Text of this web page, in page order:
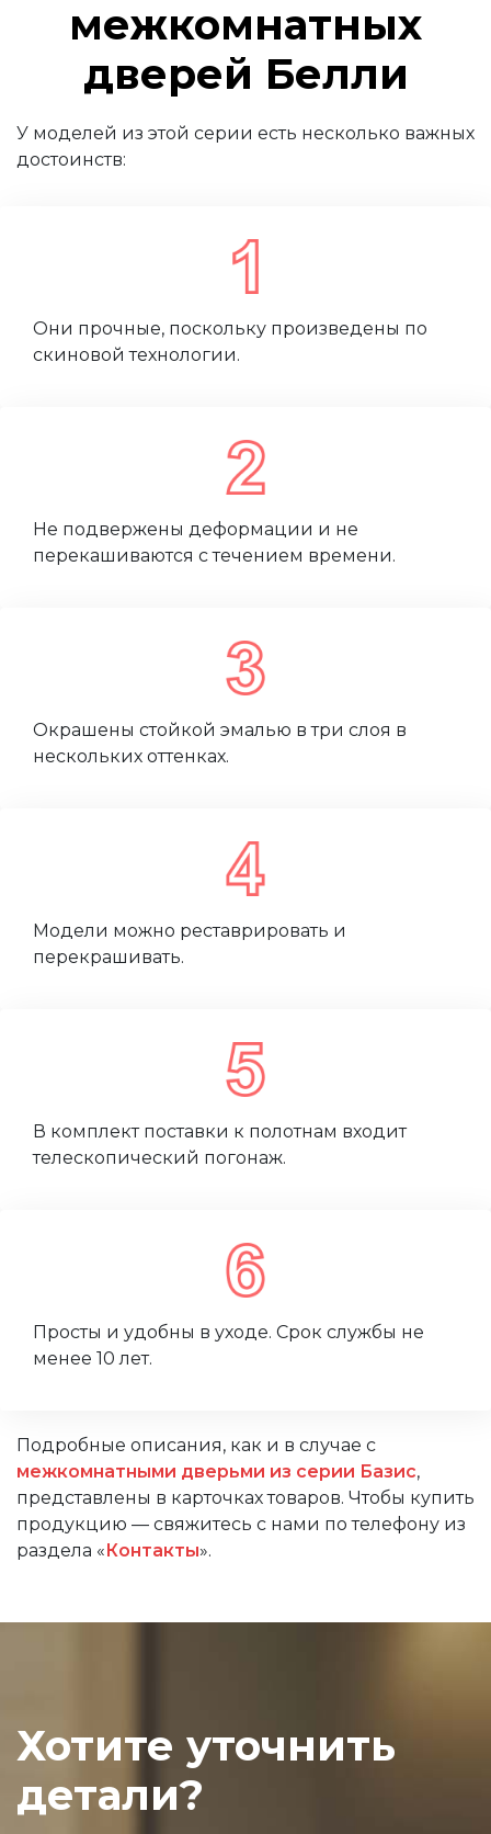
межкомнатных
дверей Белли
У моделей из этой серии есть несколько важных
достоинств:
Они прочные, поскольку произведены по
скиновой технологии.
Не подвержены деформации и не
перекашиваются с течением времени.
Окрашены стойкой эмалью в три слоя в
нескольких оттенках.
Модели можно реставрировать и
перекрашивать.
В комплект поставки к полотнам входит
телескопический погонаж.
Просты и удобны в уходе. Срок службы не
менее 10 лет.
Подробные описания, как и в случае с
межкомнатными дверьми из серии Базис,
представлены в карточках товаров. Чтобы купить
продукцию — свяжитесь с нами по телефону из
раздела «Контакты».
Хотите уточнить
детали?